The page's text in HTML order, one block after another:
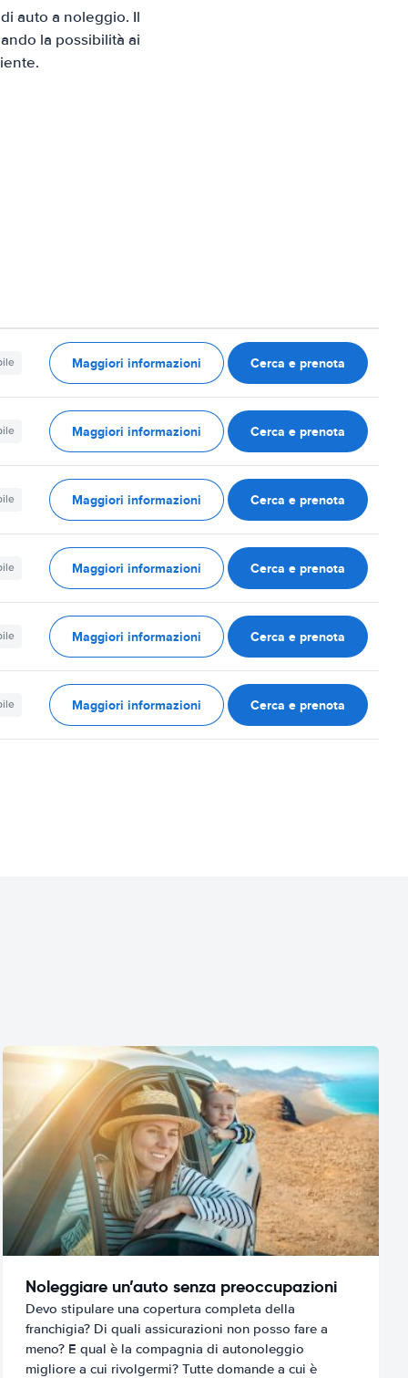
auto a noleggio. Il
la possibilità ai
Maggiori informazioni Cerca e prenota
Maggiori informazioni Cerca e prenota
Maggiori informazioni Cerca e prenota
Maggiori informazioni Cerca e prenota
Maggiori informazioni Cerca e prenota
Maggiori informazioni Cerca e prenota
Noleggiare un’auto senza preoccupazioni
Devo stipulare una copertura completa della
franchigia? Di quali assicurazioni non posso fare a
meno? E qual è la compagnia di autonoleggio
migliore a cui rivolgermi? Tutte domande a cui è